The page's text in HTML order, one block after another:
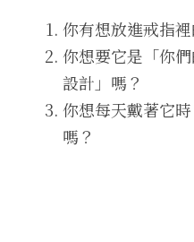
你有想放進戒指
你想要它是「你
設計」嗎？
你想每天戴著它
嗎？